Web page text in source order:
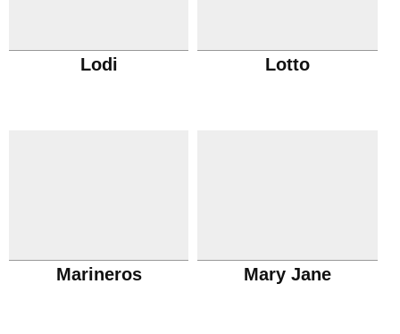
Lodi Lotto
Marineros Mary Jane